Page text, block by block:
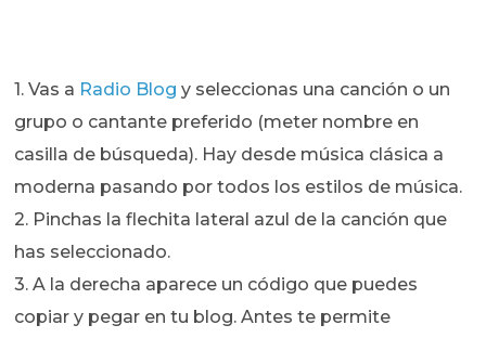
1. Vas a Radio Blog y seleccionas una canción o un
grupo o cantante preferido (meter nombre en
casilla de búsqueda). Hay desde música clásica a
moderna pasando por todos los estilos de música.
2. Pinchas la flechita lateral azul de la canción que
has seleccionado.
3. A la derecha aparece un código que puedes
copiar y pegar en tu blog. Antes te permite